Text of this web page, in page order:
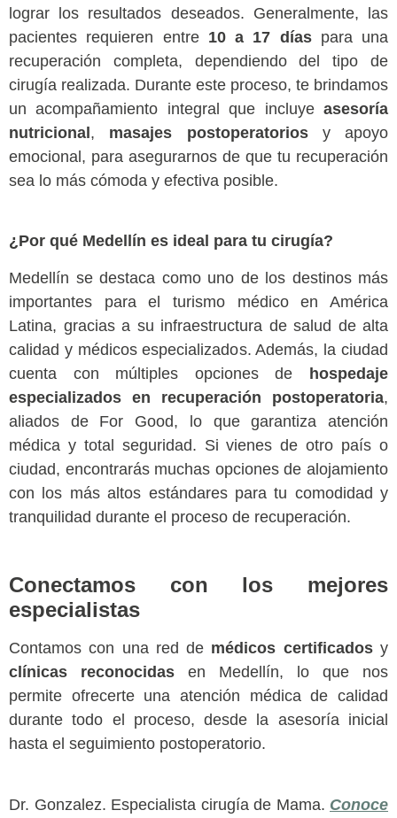
lograr los resultados deseados. Generalmente, las
pacientes requieren entre 10 a 17 díaspara una
recuperación completa, dependiendo del tipo de
cirugía realizada. Durante este proceso, te brindamos
un acompañamiento integral que incluye asesoría
nutricional , masajes postoperatoriosy apoyo
emocional, para asegurarnos de que tu recuperación
sea lo más cómoda y efectiva posible.
¿Por qué Medellín es ideal para tu cirugía?
Medellín se destaca como uno de los destinos más
importantes para el turismo médico en América
Latina, gracias a su infraestructura de salud de alta
calidad y médicos especializados. Además, la ciudad
cuenta con múltiples opciones de hospedaje
especializados en recuperación postoperatoria,
aliados de For Good, lo que garantiza atención
médica y total seguridad. Si vienes de otro país o
ciudad, encontrarás muchas opciones de alojamiento
con los más altos estándares para tu comodidad y
tranquilidad durante el proceso de recuperación.
Conectamos con los mejores
especialistas
Contamos con una red de médicos certificadosy
clínicas reconocidas en Medellín, lo que nos
permite ofrecerte una atención médica de calidad
durante todo el proceso, desde la asesoría inicial
hasta el seguimiento postoperatorio.
Dr. Gonzalez. Especialista cirugía de Mama. Conoce